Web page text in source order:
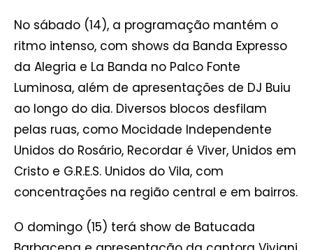
No sábado (14), a programação mantém o
ritmo intenso, com shows da Banda Expresso
da Alegria e La Banda no Palco Fonte
Luminosa, além de apresentações de DJ Buiu
ao longo do dia. Diversos blocos desfilam
pelas ruas, como Mocidade Independente
Unidos do Rosário, Recordar é Viver, Unidos em
Cristo e G.R.E.S. Unidos do Vila, com
concentrações na região central e em bairros.
O domingo (15) terá show de Batucada